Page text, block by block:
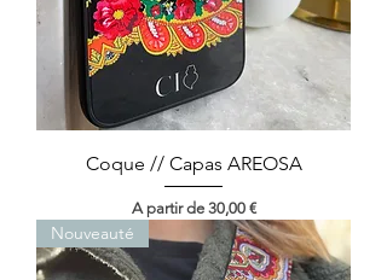
Coque // Capas AREOSA
A partir de 30,00 €
Preço promocional
Nouveauté